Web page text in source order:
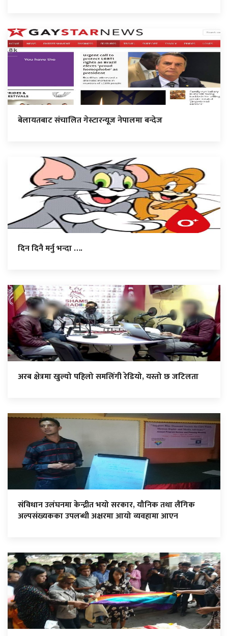
बेलायतबाट संचालित गेस्टारन्यूज नेपालमा बन्देज
दिन दिनै मर्नु भन्दा ….
अरब क्षेत्रमा खुल्यो पहिलो समलिंगी रेडियो, यस्तो छ जटिलता
संविधान उलंघनमा केन्द्रीत भयो सरकार, यौनिक तथा लैंगिक
अल्पसंख्यकका उपलब्धी अक्षरमा आयो व्यवहामा आएन